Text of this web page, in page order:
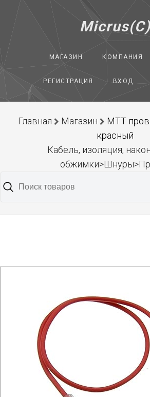
Micrus(C)
МАГАЗИН КОМПАНИЯ
РЕГИСТРАЦИЯ ВХОД
Главная Магазин
МТТ
красный
Кабель, изоляция,